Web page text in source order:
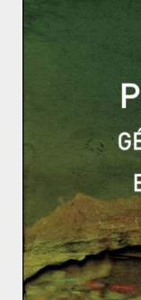
est devenue un
peine cinq